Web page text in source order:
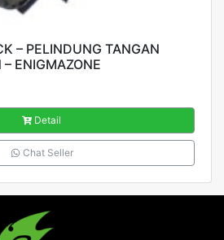
– PELINDUNG TANGAN
ENIGMAZONE
Detail
Chat Seller